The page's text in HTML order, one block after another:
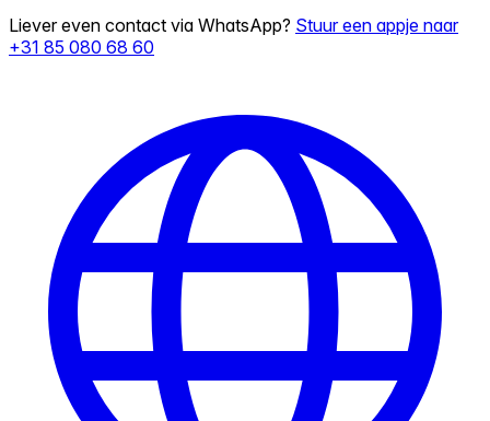
Liever even contact via WhatsApp? Stuur een appje naar
+31 85 080 68 60